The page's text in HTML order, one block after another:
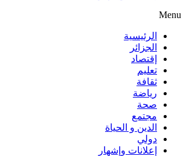
Menu
الرئيسية
الجزائر
إقتصاد
تعليم
ثقافة
رياضة
صحة
مجتمع
الدين و الحياة
دولي
إعلانات وإشهار